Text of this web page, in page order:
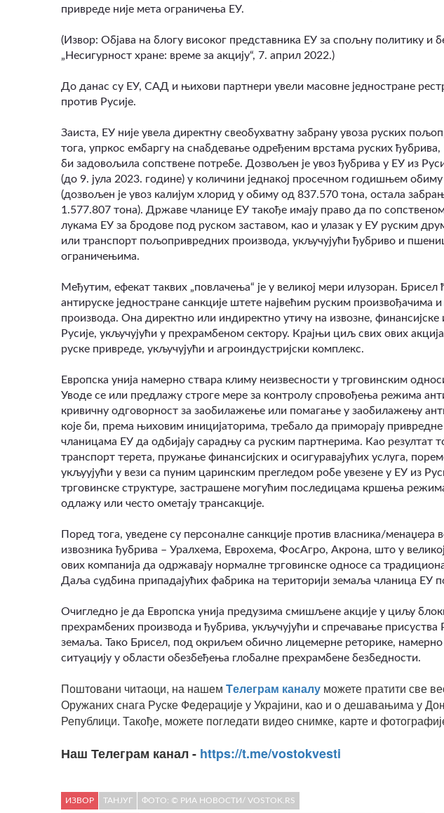
привреде није мета ограничења ЕУ.
(Извор: Објава на блогу високог представника ЕУ за спољну политику и
„Несигурност хране: време за акцију“, 7. април 2022.)
До данас су ЕУ, САД и њихови партнери увели масовне једностране
против Русије.
Заиста, ЕУ није увела директну свеобухватну забрану увоза руских
тога, упркос ембаргу на снабдевање одређеним врстама руских
би задовољила сопствене потребе. Дозвољен је увоз ђубрива у ЕУ из
(до 9. јула 2023. године) у количини једнакој просечном годишњем
(дозвољен је увоз калијум хлорид у обиму од 837.570 тона, остала
1.577.807 тона). Државе чланице ЕУ такође имају право да по
лукама ЕУ за бродове под руском заставом, као и улазак у ЕУ руским
или транспорт пољопривредних производа, укључујући ђубриво и
ограничењима.
Међутим, ефекат таквих „повлачења“ је у великој мери илузоран. Брисел
антируске једностране санкције штете највећим руским
производа. Она директно или индиректно утичу на извозне,
Русије, укључујући у прехрамбеном сектору. Крајњи циљ свих ових
руске привреде, укључујући и агроиндустријски комплекс.
Европска унија намерно ствара климу неизвесности у трговинским
Уводе се или предлажу строге мере за контролу спровођења режима
кривичну одговорност за заобилажење или помагање у заобилажењу
које би, према њиховим иницијаторима, требало да приморају
чланицама ЕУ да одбијају сарадњу са руским партнерима. Као резултат
транспорт терета, пружање финансијских и осигуравајућих услуга,
укљуујући у вези са пуним царинским прегледом робе увезене у ЕУ из
трговинске структуре, застрашене могућим последицама кршења
одлажу или често ометају трансакције.
Поред тога, уведене су персоналне санкције против власника/менаџера
извозника ђубрива – Уралхема, Еврохема, ФосАгро, Акрона, што у
ових компанија да одржавају нормалне трговинске односе са
Даља судбина припадајућих фабрика на територији земаља чланица ЕУ
Очигледно је да Европска унија предузима смишљене акције у циљу
прехрамбених производа и ђубрива, укључујући и спречавање
земаља. Тако Брисел, под окриљем обично лицемерне реторике,
ситуацију у области обезбеђења глобалне прехрамбене безбедности.
Поштовани читаоци, на нашем Tелеграм каналу можете пратити све
Оружаних снага Руске Федерације у Украјини, као и о дешавањима у
Републици. Такође, можете погледати видео снимке, карте и
Наш Телеграм канал - https://t.me/vostokvesti
ИЗВОР ТАНЈУГ ФОТО: © РИА НОВОСТИ/ VOSTOK.RS